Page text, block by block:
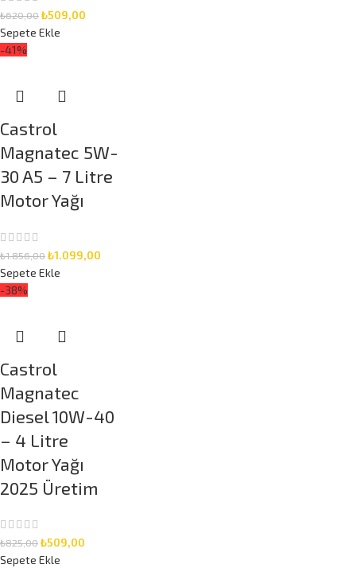
₺620,00₺509,00
Sepete Ekle
-41%
Castrol
Magnatec 5W-
30 A5 – 7 Litre
Motor Yağı
₺1.856,00₺1.099,00
Sepete Ekle
-38%
Castrol
Magnatec
Diesel 10W-40
– 4 Litre
Motor Yağı
2025 Üretim
₺825,00₺509,00
Sepete Ekle